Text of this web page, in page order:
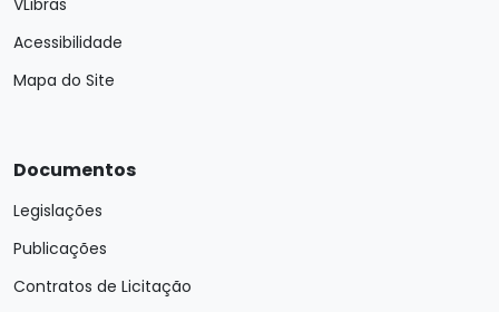
VLibras
Acessibilidade
Mapa do Site
Documentos
Legislações
Publicações
Contratos de Licitação